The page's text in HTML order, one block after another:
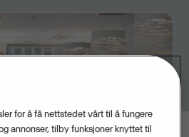
for å få nettstedet vårt til å fungere
annonser, tilby funksjoner knyttet til